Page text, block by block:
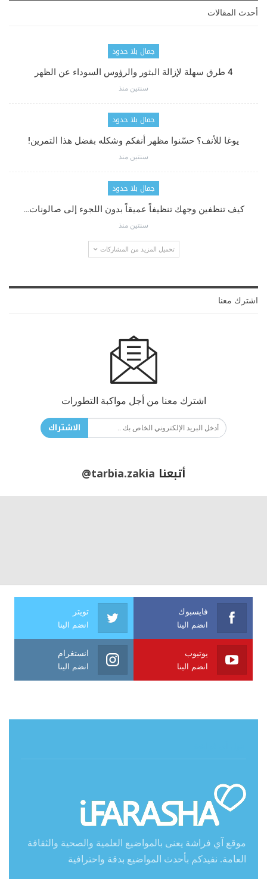
أحدث المقالات
جمال بلا حدود
4 طرق سهلة لإزالة البثور والرؤوس السوداء عن الظهر
سنتين منذ
جمال بلا حدود
يوغا للأنف؟ حسّنوا مظهر أنفكم وشكله بفضل هذا التمرين!
سنتين منذ
جمال بلا حدود
كيف تنظفين وجهك تنظيفاً عميقاً بدون اللجوء إلى صالونات…
سنتين منذ
تحميل المزيد من المشاركات
اشترك معنا
اشترك معنا من أجل مواكبة التطورات
الاشتراك
أتبعنا @tarbia.zakia
فايسبوك
انضم الينا
تويتر
انضم الينا
يوتيوب
انضم الينا
انستغرام
انضم الينا
موقع آي فراشة يعنى بالمواضيع العلمية والصحية والثقافة
العامة. نفيدكم بأحدث المواضيع بدقة واحترافية